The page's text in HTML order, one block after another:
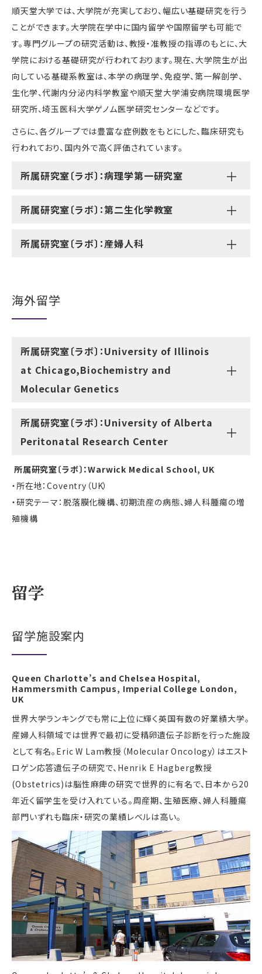
順天堂大学では、大学院が充実しており、幅広い基礎研究を行う
ことができます。大学院在学中に国内留学や国際留学も可能で
す。専門グループの研究活動は、教授・准教授の指導のもとに、大
学院における基礎研究が行われております。現在、大学院生が出
向している基礎系教室は、本学の病理学、免疫学、第一解剖学、
生化学、代謝内分泌内科学教室や順天堂大学浦安病院環境医学
研究所、埼玉医科大学ゲノム医学研究センターなどです。
さらに、各グループでは豊富な症例数をもとにした、臨床研究も
行われており、国内外で高く評価されています。
所属研究室〔ラボ〕：病理学第一研究室
所属研究室〔ラボ〕：第二生化学教室
所属研究室〔ラボ〕：産婦人科
海外留学
所属研究室〔ラボ〕：University of Illinois
at Chicago,Biochemistry and
Molecular Genetics
所属研究室〔ラボ〕：University of Alberta
Peritonatal Research Center
所属研究室〔ラボ〕：Warwick Medical School, UK
・所在地：Coventry（UK）
・研究テーマ：脱落膜化機構、初期流産の病態、婦人科腫瘍の増
殖機構
留学
留学施設案内
Queen Charlotte’s and Chelsea Hospital,
Hammersmith Campus, Imperial College London,
UK
世界大学ランキングでも常に上位に輝く英国有数の好業績大学。
産婦人科領域では世界で最初に受精卵遺伝子診断を行った施設
として有名。Eric W Lam教授（Molecular Oncology）はエスト
ロゲン応答遺伝子の研究で、Henrik E Hagberg教授
(Obstetrics)は脳性麻痺の研究で世界的に有名で、日本から20
年近く留学生を受け入れている。周産期、生殖医療、婦人科腫瘍
部門いずれも臨床・研究の業績レベルは高い。